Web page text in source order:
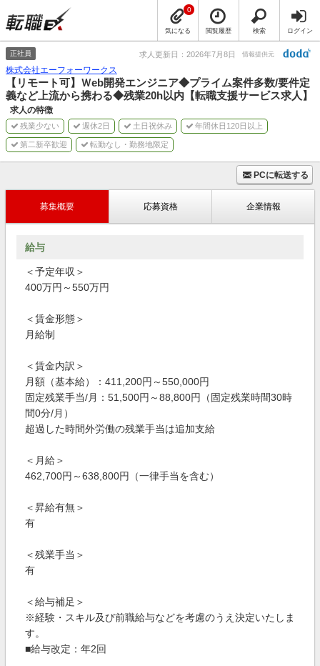
気になる
0
閲覧履歴 検索 ログイン
正社員 求人更新日：2026年7月8日 情報提供元
株式会社エーフォーワークス
【リモート可】Ｗeb開発エンジニア◆プライム案件多数/要件定
義など上流から携わる◆残業20h以内【転職支援サービス求人】
求人の特徴
残業少ない 週休2日 土日祝休み 年間休日120日以上
第二新卒歓迎 転勤なし・勤務地限定
PCに転送する
募集概要 応募資格 企業情報
給与
＜予定年収＞
400万円～550万円
＜賃金形態＞
月給制
＜賃金内訳＞
月額（基本給）：411,200円～550,000円
固定残業手当/月：51,500円～88,800円（固定残業時間30時
間0分/月）
超過した時間外労働の残業手当は追加支給
＜月給＞
462,700円～638,800円（一律手当を含む）
＜昇給有無＞
有
＜残業手当＞
有
＜給与補足＞
※経験・スキル及び前職給与などを考慮のうえ決定いたしま
す。
■給与改定：年2回